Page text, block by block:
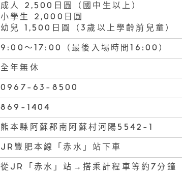
成人 2,500日圓（國中生以上）
小學生 2,000日圓
幼兒 1,500日圓（3歲以上學齡前兒童）
9:00～17:00（最後入場時間16:00）
全年無休
0967-63-8500
869-1404
熊本縣阿蘇郡南阿蘇村河陽5542-1
JR豐肥本線「赤水」站下車
從JR「赤水」站→搭乘計程車等約7分鐘